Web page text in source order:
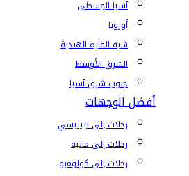
آسيا الوسطى
أوروبا
شبه القارة الهندية
الشرق الأوسط
جنوب شرق آسيا
أفضل الوجهات
رحلات إلى تبيليسي
رحلات إلى ماليه
رحلات إلى كولومبو